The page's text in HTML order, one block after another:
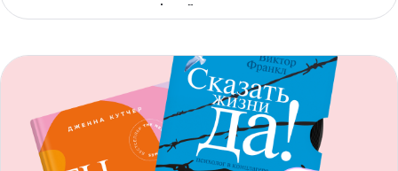
с доступом офлайн